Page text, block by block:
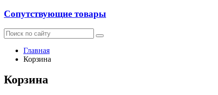
Сопутствующие товары
Главная
Корзина
Корзина